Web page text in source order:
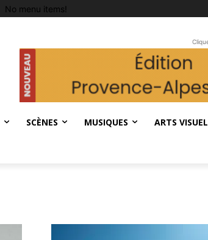
No menu items!
SCÈNES MUSIQUES ARTS